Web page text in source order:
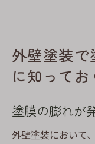
静岡市特
静岡市の湿度
湿気対策
下地処理
外壁塗装で
に知って
塗膜の膨れが
外壁塗装において